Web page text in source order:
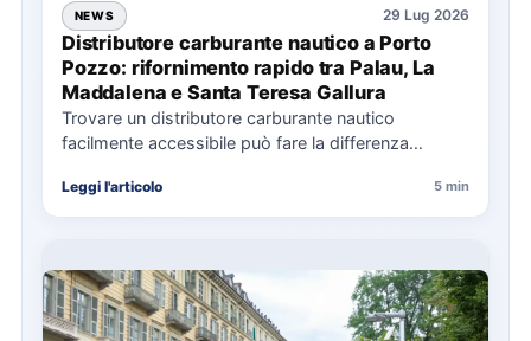
NEWS 29 Lug 2026
Distributore carburante nautico a Porto
Pozzo: rifornimento rapido tra Palau, La
Maddalena e Santa Teresa Gallura
Trovare un distributore carburante nautico
facilmente accessibile può fare la differenza
soprattutto…
Leggi l'articolo 5 min